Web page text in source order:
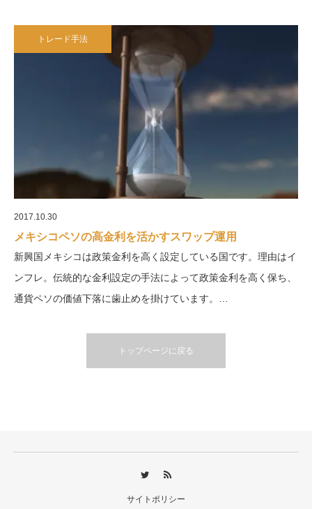
トレード手法
2017.10.30
メキシコペソの高金利を活かすスワップ運用
新興国メキシコは政策金利を高く設定している国です。理由はイ
ンフレ。伝統的な金利設定の手法によって政策金利を高く保ち、
通貨ペソの価値下落に歯止めを掛けています。…
トップページに戻る
サイトポリシー